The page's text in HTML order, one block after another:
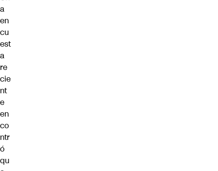
a
en
cu
est
a
re
cie
nt
e
en
co
ntr
ó
qu